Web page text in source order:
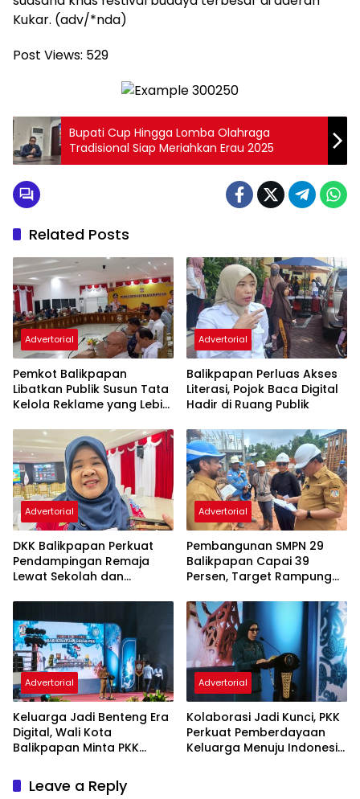
Kukar. (adv/*nda)
Post Views: 529
Bupati Cup Hingga Lomba Olahraga
Tradisional Siap Meriahkan Erau 2025
Related Posts
Advertorial
Pemkot Balikpapan
Libatkan Publik Susun Tata
Kelola Reklame yang Lebih
Advertorial
Balikpapan Perluas Akses
Literasi, Pojok Baca Digital
Hadir di Ruang Publik
Advertorial
DKK Balikpapan Perkuat
Pendampingan Remaja
Lewat Sekolah dan
Advertorial
Pembangunan SMPN 29
Balikpapan Capai 39
Persen, Target Rampung
Advertorial
Keluarga Jadi Benteng Era
Digital, Wali Kota
Balikpapan Minta PKK
Karakter Generasi Muda
Advertorial
Kolaborasi Jadi Kunci, PKK
Perkuat Pemberdayaan
Keluarga Menuju Indonesia
Leave a Reply